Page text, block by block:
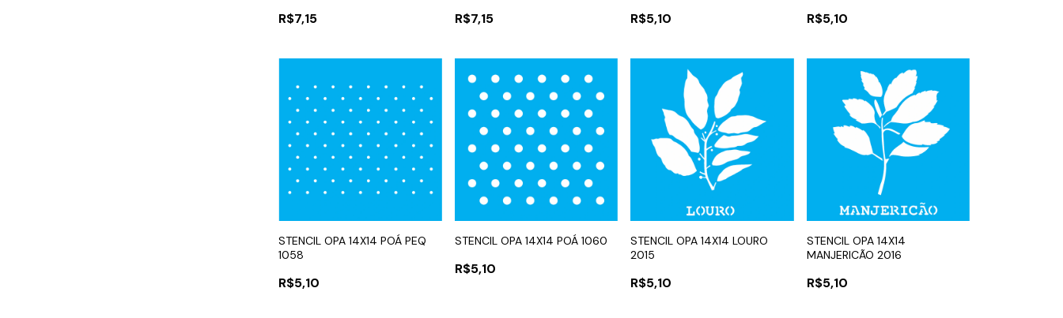
R$7,15 R$7,15 R$5,10 R$5,10
STENCIL OPA 14X14 POÁ PEQ
1058
R$5,10
STENCIL OPA 14X14 POÁ 1060
R$5,10
STENCIL OPA 14X14 LOURO
2015
R$5,10
STENCIL OPA 14X14
MANJERICÃO 2016
R$5,10